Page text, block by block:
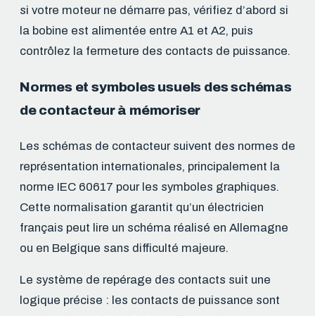
si votre moteur ne démarre pas, vérifiez d’abord si
la bobine est alimentée entre A1 et A2, puis
contrôlez la fermeture des contacts de puissance.
Normes et symboles usuels des schémas
de contacteur à mémoriser
Les schémas de contacteur suivent des normes de
représentation internationales, principalement la
norme IEC 60617 pour les symboles graphiques.
Cette normalisation garantit qu’un électricien
français peut lire un schéma réalisé en Allemagne
ou en Belgique sans difficulté majeure.
Le système de repérage des contacts suit une
logique précise : les contacts de puissance sont